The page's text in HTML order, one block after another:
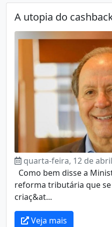
A utopia do
quarta-feira, 12 de
Como bem disse a
reforma tributária que
criaç&at...
Veja mais